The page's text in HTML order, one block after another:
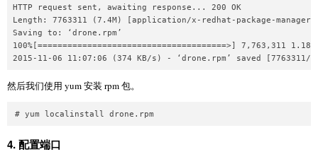
HTTP request sent, awaiting response... 200 OK
Length: 7763311 (7.4M) [application/x-redhat-package-manager]
Saving to: ‘drone.rpm’
100%[======================================>] 7,763,311
然后我们使用 yum 安装 rpm 包。
4. 配置端口